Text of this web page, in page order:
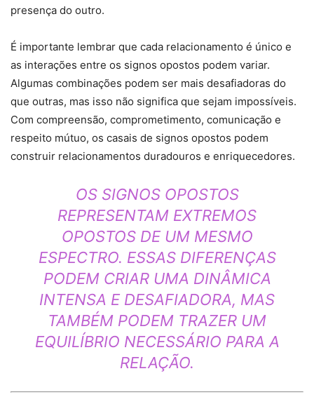
presença do outro.
É importante lembrar que cada relacionamento é único e
as interações entre os signos opostos podem variar.
Algumas combinações podem ser mais desafiadoras do
que outras, mas isso não significa que sejam impossíveis.
Com compreensão, comprometimento, comunicação e
respeito mútuo, os casais de signos opostos podem
construir relacionamentos duradouros e enriquecedores.
OS SIGNOS OPOSTOS
REPRESENTAM EXTREMOS
OPOSTOS DE UM MESMO
ESPECTRO. ESSAS DIFERENÇAS
PODEM CRIAR UMA DINÂMICA
INTENSA E DESAFIADORA, MAS
TAMBÉM PODEM TRAZER UM
EQUILÍBRIO NECESSÁRIO PARA A
RELAÇÃO.